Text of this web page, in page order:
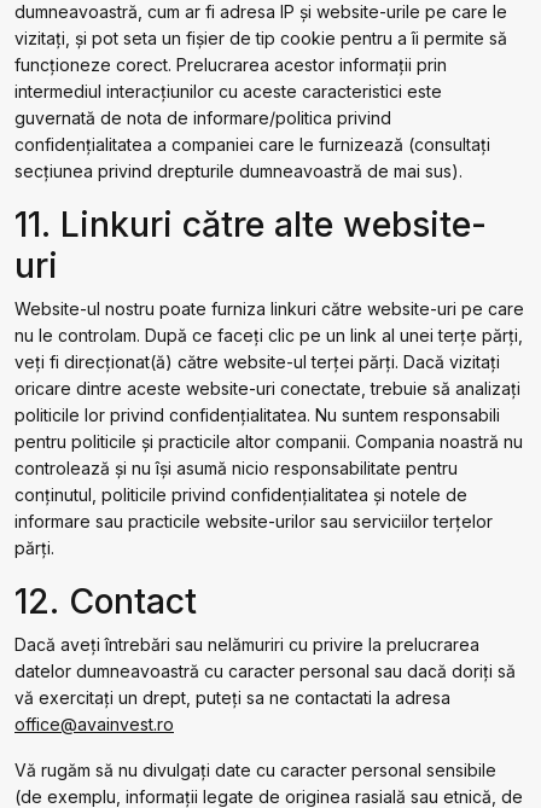
dumneavoastră, cum ar fi adresa IP și website-urile pe care le
vizitați, și pot seta un fișier de tip cookie pentru a îi permite să
funcționeze corect. Prelucrarea acestor informații prin
intermediul interacțiunilor cu aceste caracteristici este
guvernată de nota de informare/politica privind
confidențialitatea a companiei care le furnizează (consultați
secțiunea privind drepturile dumneavoastră de mai sus).
11. Linkuri către alte website-
uri
Website-ul nostru poate furniza linkuri către website-uri pe care
nu le controlam. După ce faceți clic pe un link al unei terțe părți,
veți fi direcționat(ă) către website-ul terței părți. Dacă vizitați
oricare dintre aceste website-uri conectate, trebuie să analizați
politicile lor privind confidențialitatea. Nu suntem responsabili
pentru politicile și practicile altor companii. Compania noastră nu
controlează și nu își asumă nicio responsabilitate pentru
conținutul, politicile privind confidențialitatea și notele de
informare sau practicile website-urilor sau serviciilor terțelor
părți.
12. Contact
Dacă aveți întrebări sau nelămuriri cu privire la prelucrarea
datelor dumneavoastră cu caracter personal sau dacă doriți să
vă exercitați un drept, puteți sa ne contactati la adresa
office@avainvest.ro
Vă rugăm să nu divulgați date cu caracter personal sensibile
(de exemplu, informații legate de originea rasială sau etnică, de